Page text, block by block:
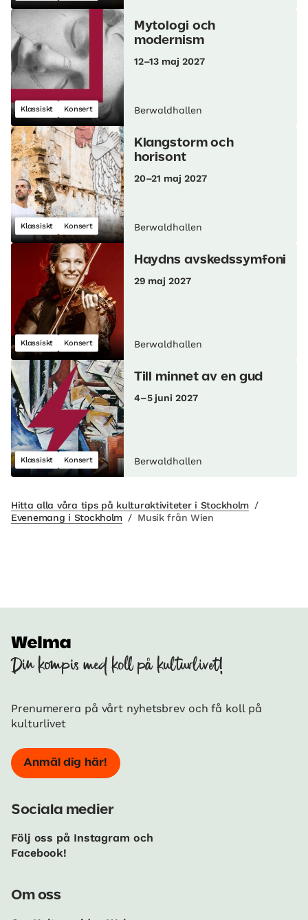
Klassiskt Konsert
Mytologi och
modernism
12–13 maj 2027
Berwaldhallen
Klassiskt Konsert
Klangstorm och
horisont
20–21 maj 2027
Berwaldhallen
Klassiskt Konsert
Haydns avskedssymfoni
29 maj 2027
Berwaldhallen
Klassiskt Konsert
Till minnet av en gud
4–5 juni 2027
Berwaldhallen
Hitta alla våra tips på kulturaktiviteter i Stockholm /
Evenemang i Stockholm / Musik från Wien
Din kompis med koll på kulturlivet!
Prenumerera på vårt nyhetsbrev och få koll på
kulturlivet
Anmäl dig här!
Sociala medier
Följ oss på Instagram och
Facebook!
Om oss